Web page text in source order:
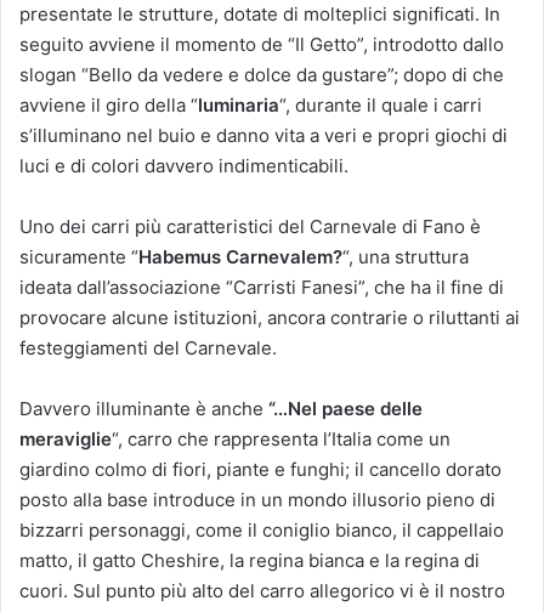
presentate le strutture, dotate di molteplici significati. In
seguito avviene il momento de “Il Getto”, introdotto dallo
slogan “Bello da vedere e dolce da gustare”; dopo di che
avviene il giro della “luminaria“, durante il quale i carri
s’illuminano nel buio e danno vita a veri e propri giochi di
luci e di colori davvero indimenticabili.
Uno dei carri più caratteristici del Carnevale di Fano è
sicuramente “Habemus Carnevalem?“, una struttura
ideata dall’associazione “Carristi Fanesi”, che ha il fine di
provocare alcune istituzioni, ancora contrarie o riluttanti ai
festeggiamenti del Carnevale.
Davvero illuminante è anche “…Nel paese delle
meraviglie“, carro che rappresenta l’Italia come un
giardino colmo di fiori, piante e funghi; il cancello dorato
posto alla base introduce in un mondo illusorio pieno di
bizzarri personaggi, come il coniglio bianco, il cappellaio
matto, il gatto Cheshire, la regina bianca e la regina di
cuori. Sul punto più alto del carro allegorico vi è il nostro